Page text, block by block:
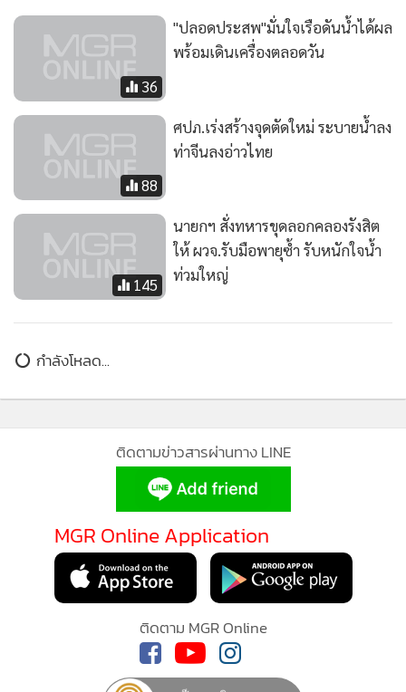
36
"ปลอดประสพ"มั่นใจเรือดันน้ำได้ผล
พร้อมเดินเครื่องตลอดวัน
88
ศปภ.เร่งสร้างจุดตัดใหม่ ระบายน้ำลง
ท่าจีนลงอ่าวไทย
145
นายกฯ สั่งทหารขุดลอกคลองรังสิต
ให้ ผวจ.รับมือพายุซ้ำ รับหนักใจน้ำ
ท่วมใหญ่
กำลังโหลด...
ติดตามข่าวสารผ่านทาง LINE
MGR Online Application
ติดตาม MGR Online
MGR Online ใช้คุกกี้ (Cookies)
MGR Online ใช้คุกกี้ เพื่อจัดการข้อมูลส่วนบุคคลเพื่อนำเสนอ
ประสบการณ์คอนเทนต์ที่ดีที่สุดให้กับผู้อ่านบนเว็บไซต์ และ
เงื่อนไขการใช้งานเว็บไซต์